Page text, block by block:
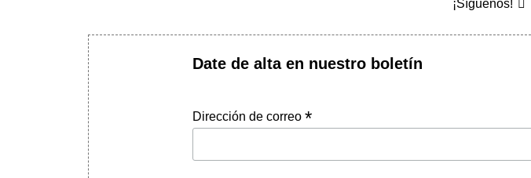
¡Síguenos!
Date de alta en nuestro boletín
Dirección de correo *